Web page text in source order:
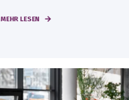
MEHR LESEN